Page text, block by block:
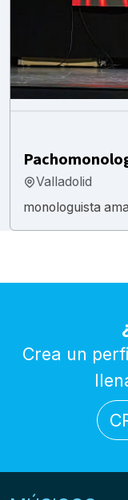
Valladolid
monologuista
Crea un